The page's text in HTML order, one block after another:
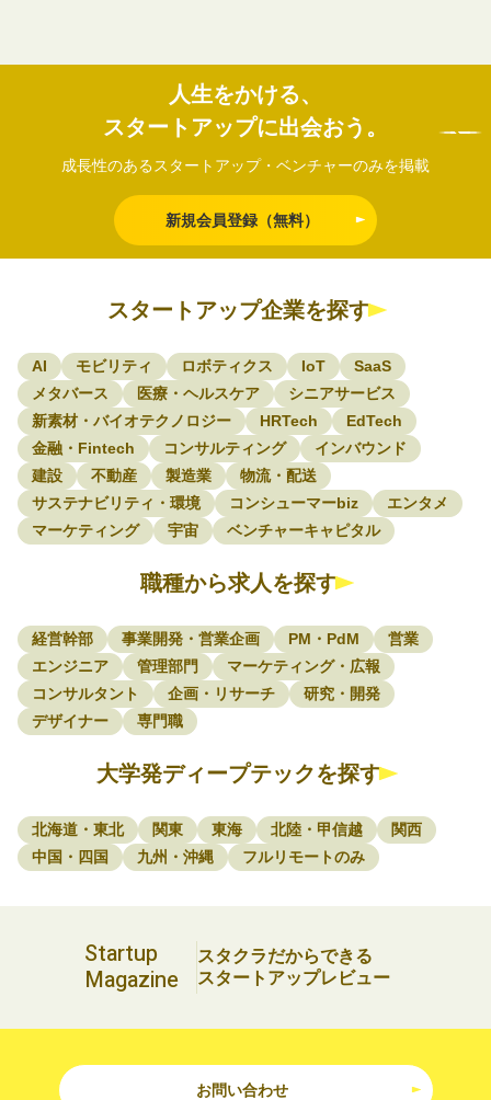
人生をかける、
スタートアップに出会おう。
成長性のあるスタートアップ・ベンチャーのみを掲載
新規会員登録（無料）
スタートアップ企業を探す
AI モビリティ ロボティクス IoT
SaaS
メタバース
医療・ヘルスケア
シニアサービス
新素材・バイオテクノロジー
HRTech
EdTech
金融・Fintech
コンサルティング
インバウンド
建設
不動産 製造業
物流・配送
サステナビリティ・環境
コンシューマーbiz
エンタメ
マーケティング
宇宙 ベンチャーキャピタル
職種から求人を探す
経営幹部 事業開発・営業企画 PM・PdM
営業
エンジニア
管理部門
マーケティング・広報
コンサルタント
企画・リサーチ
研究・開発
デザイナー
専門職
大学発ディープテックを探す
北海道・東北 関東 東海 北陸・甲信越
関西
中国・四国
九州・沖縄 フルリモートのみ
Startup
Magazine
スタクラだからできる
スタートアップレビュー
お問い合わせ